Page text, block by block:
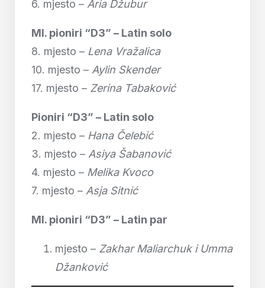
6. mjesto – Aria Džubur
Ml. pioniri “D3” – Latin solo
8. mjesto – Lena Vražalica
10. mjesto – Aylin Skender
17. mjesto – Zerina Tabaković
Pioniri “D3” – Latin solo
2. mjesto – Hana Čelebić
3. mjesto – Asiya Šabanović
4. mjesto – Melika Kvoco
7. mjesto – Asja Sitnić
Ml. pioniri “D3” – Latin par
mjesto – Zakhar Maliarchuk i Umma
Džanković